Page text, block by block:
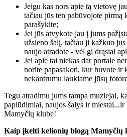
Jeigu kas nors apie tą vietovę
tačiau jūs ten pabūvojote pirmą
parašykite;
Jei jūs atvykote jau į jums
užsieno šalį, tačiau ji kažkuo
naujo atradote - vėl gi drąsiai
Jei apie tai niekas dar portale
norite papasakoti, kur buvote ir
nekantrumu laukiame jūsų
Tegu atradimu jums tampa muziejai,
paplūdimiai, naujos šalys ir
Mamyčių klube!
Kaip įkelti kelionių blogą Mamyčių